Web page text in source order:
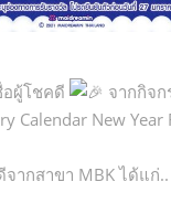
อผู้โชคดี
จากกิจ
Calendar New Year
ากสาขา MBK ได้แก่..